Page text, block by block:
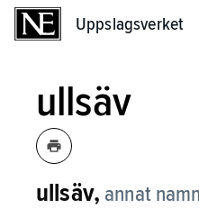
Uppslagsverket
ullsäv
ullsäv, annat